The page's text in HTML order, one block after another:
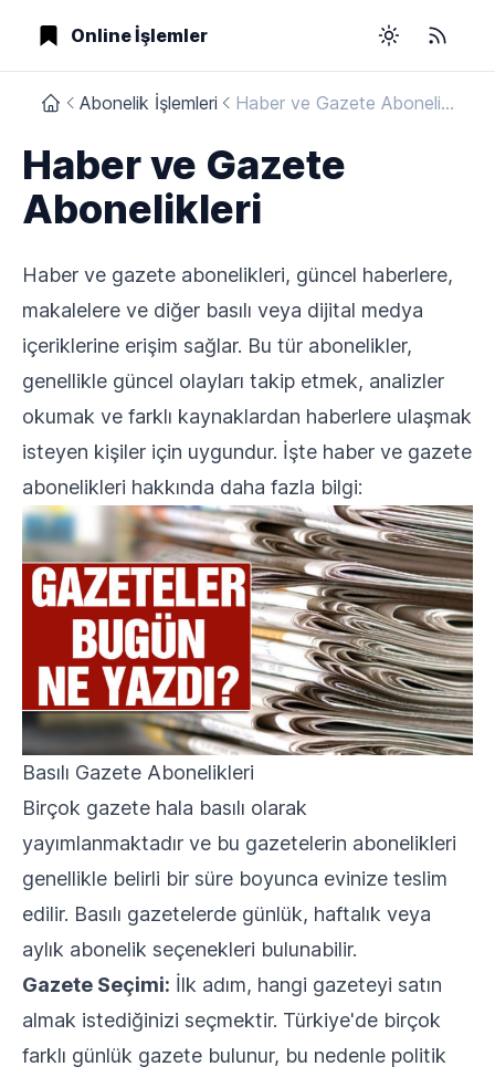
Online İşlemler Toggle theme
RSS
Abonelik İşlemleri Haber ve Gazete Abonelikleri
Haber ve Gazete
Abonelikleri
Haber ve gazete abonelikleri, güncel haberlere,
makalelere ve diğer basılı veya dijital medya
içeriklerine erişim sağlar. Bu tür abonelikler,
genellikle güncel olayları takip etmek, analizler
okumak ve farklı kaynaklardan haberlere ulaşmak
isteyen kişiler için uygundur. İşte haber ve gazete
abonelikleri hakkında daha fazla bilgi:
Basılı Gazete Abonelikleri
Birçok gazete hala basılı olarak
yayımlanmaktadır ve bu gazetelerin abonelikleri
genellikle belirli bir süre boyunca evinize teslim
edilir. Basılı gazetelerde günlük, haftalık veya
aylık abonelik seçenekleri bulunabilir.
Gazete Seçimi: İlk adım, hangi gazeteyi satın
almak istediğinizi seçmektir. Türkiye'de birçok
farklı günlük gazete bulunur, bu nedenle politik